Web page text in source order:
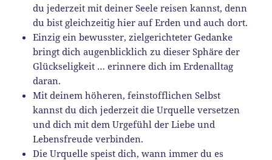
du jederzeit mit deiner Seele reisen kannst, denn
du bist gleichzeitig hier auf Erden und auch dort.
Einzig ein bewusster, zielgerichteter Gedanke
bringt dich augenblicklich zu dieser Sphäre der
Glückseligkeit … erinnere dich im Erdenalltag
daran.
Mit deinem höheren, feinstofflichen Selbst
kannst du dich jederzeit die Urquelle versetzen
und dich mit dem Urgefühl der Liebe und
Lebensfreude verbinden.
Die Urquelle speist dich, wann immer du es